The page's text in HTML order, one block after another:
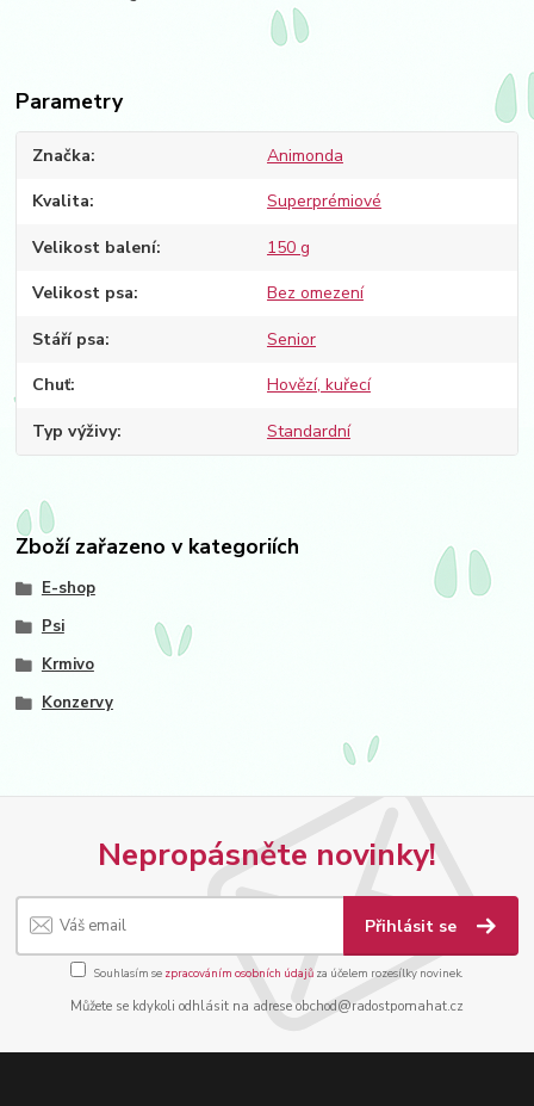
Parametry
Značka Animonda
Kvalita Superprémiové
Velikost balení 150 g
Velikost psa Bez omezení
Stáří psa Senior
Chuť Hovězí, kuřecí
Typ výživy Standardní
Zboží zařazeno v kategoriích
E-shop
Psi
Krmivo
Konzervy
Nepropásněte novinky!
Přihlásit se
Souhlasím se zpracováním osobních údajů za účelem rozesílky novinek.
Můžete se kdykoli odhlásit na adrese obchod@radostpomahat.cz